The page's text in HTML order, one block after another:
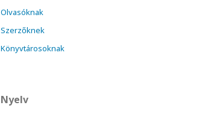
Olvasóknak
Szerzőknek
Könyvtárosoknak
Nyelv